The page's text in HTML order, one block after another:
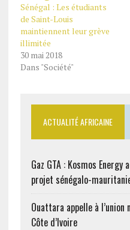
Sénégal : Les étudiants
de Saint-Louis
maintiennent leur grève
illimitée
30 mai 2018
Dans "Société"
ACTUALITÉ AFRICAINE
Gaz GTA : Kosmos
projet sénégalo-
Ouattara appelle à
Côte d’Ivoire